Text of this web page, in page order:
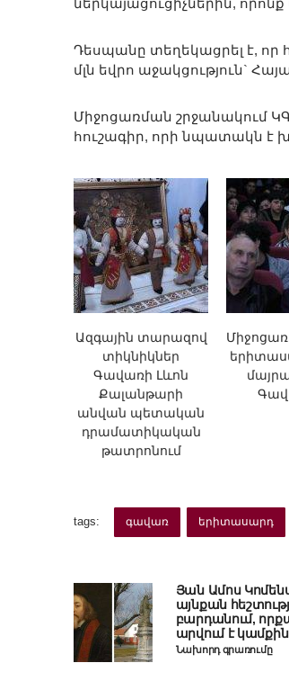
Դեսպանը տեղեկացրել է, որ
մլն եվրո աջակցություն`
Միջոցառման շրջանակում
հուշագիր, որի նպատակն է
Ազգային տարազով
տիկնիկներ
Գավառի Լևոն
Քալանթարի
անվան պետական
դրամատիկական
թատրոնում
tags: գավառ երիտասարդ
Յան Ամոս
այնքան
բարդանում,
արվում է
Նախորդ գրառումը